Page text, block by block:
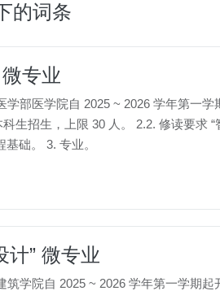
的词条
专业
学部医学院自 2025 ~ 2026 学年第一
生招生，上限 30 人。 2.2. 修读要求
础。 3. 专业。
计” 微专业
筑学院自 2025 ~ 2026 学年第一学期